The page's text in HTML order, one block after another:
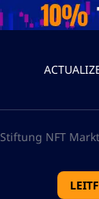
Stiftung NFT